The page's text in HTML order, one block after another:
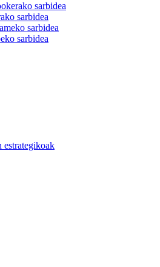
sarbidea
sarbidea
sarbidea
sarbidea
estrategikoak